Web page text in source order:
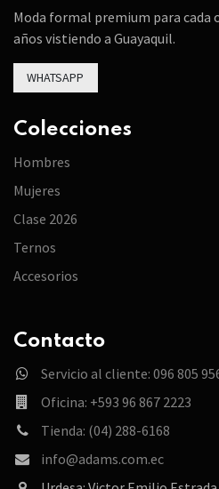
Moda formal premium para cada
años vistiendo a Guayaquil.
WHATSAPP
Colecciones
Hombres
Mujeres
Clase 2026
Ternos
Accesorios
Contacto
Servicio al cliente: 096 805
Oficina: +593 96 867 2223
Tienda: (04) 288-6168
info@adams.com.ec